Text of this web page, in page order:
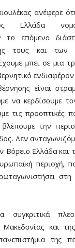
ανέφερε
Ελλάδα
το επόμενο
τους και των
μπει σε μια
ενδιαφέρον
είναι
να κερδίσουμε
τις προοπτικές
την
Δεν
Βόρειο Ελλάδα και
περιοχή,
στη
συγκριτικά
Μακεδονίας και
της